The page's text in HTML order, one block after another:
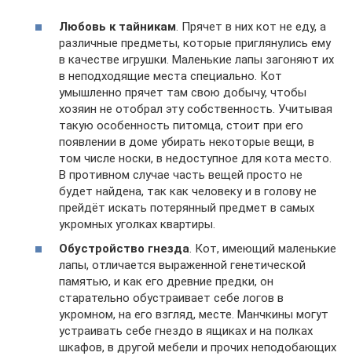
Любовь к тайникам. Прячет в них кот не еду, а
различные предметы, которые приглянулись ему
в качестве игрушки. Маленькие лапы загоняют их
в неподходящие места специально. Кот
умышленно прячет там свою добычу, чтобы
хозяин не отобрал эту собственность. Учитывая
такую особенность питомца, стоит при его
появлении в доме убирать некоторые вещи, в
том числе носки, в недоступное для кота место.
В противном случае часть вещей просто не
будет найдена, так как человеку и в голову не
прейдёт искать потерянный предмет в самых
укромных уголках квартиры.
Обустройство гнезда. Кот, имеющий маленькие
лапы, отличается выраженной генетической
памятью, и как его древние предки, он
старательно обустраивает себе логов в
укромном, на его взгляд, месте. Манчкины могут
устраивать себе гнездо в ящиках и на полках
шкафов, в другой мебели и прочих неподобающих